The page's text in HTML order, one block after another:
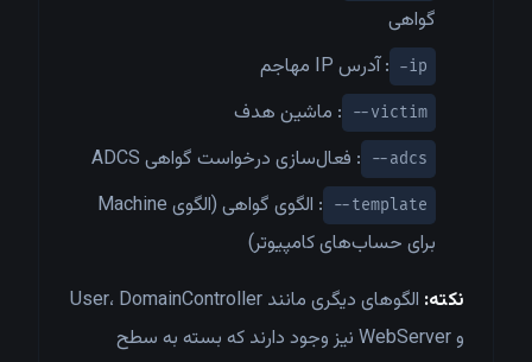
گواهی
-ip : آدرس IP مهاجم
--victim : ماشین هدف
--adcs : فعال‌سازی درخواست گواهی ADCS
--template
: الگوی گواهی (الگوی Machine
برای حساب‌های کامپیوتر)
نکته:
الگوهای دیگری مانند User، DomainController
و WebServer نیز وجود دارند که بسته به سطح